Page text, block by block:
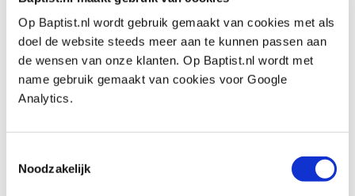
Op Baptist.nl wordt gebruik gemaakt van cookies met als
doel de website steeds meer aan te kunnen passen aan
de wensen van onze klanten. Op Baptist.nl wordt met
name gebruik gemaakt van cookies voor Google
Analytics.
Noodzakelijk
Kopvorm:
platkop 75°
Aandrijving: TX-drive
Bitmaat:TX-15
Schroef diameter:Ø 3.5 mm
Schroeflengte:
schroefdraad
Geschikt voor: